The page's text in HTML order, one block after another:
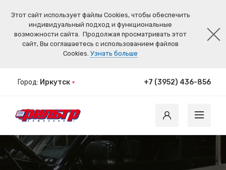
Этот сайт использует файлы Cookies, чтобы обеспечить
индивидуальный подход и функциональные
возможности сайта. Продолжая просматривать этот
сайт, Вы соглашаетесь с использованием файлов
Cookies. Узнать больше
Город: Иркутск +7 (3952) 436-856